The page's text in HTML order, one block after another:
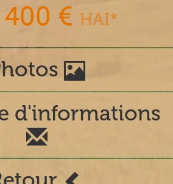
400 € HAI*
d'informations